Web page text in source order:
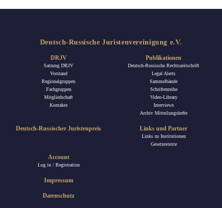
Deutsch-Russische Juristenvereinigung e.V.
DRJV
Satzung DRJV
Vorstand
Regionalgruppen
Fachgruppen
Mitgliedschaft
Kontakte
Publikationen
Deutsch-Russische Rechtszeitschrift
Legal Alerts
Sammelbände
Schriftenreihe
Video-Library
Interviews
Archiv Mitteilungshefte
Deutsch-Russischer Juristenpreis
Account
Log in / Registration
Links und Partner
Links zu Institutionen
Gesetzestexte
Impressum
Datenschutz